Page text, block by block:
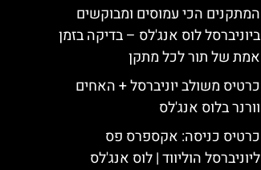
המתקנים הכי עמוסים ומבוקשים
ביוניברסל לוס אנג'לס – בדיקה בזמן
אמת של תור לכל מתקן
כרטיס משולב יוניברסל + האחים
וורנר בלוס אנג'לס
כרטיס כניסה: אקספרס פס
ליוניברסל הוליווד | לוס אנג'לס